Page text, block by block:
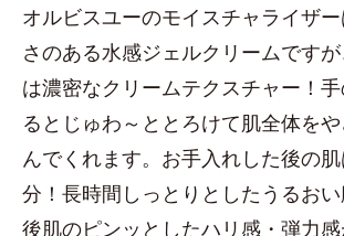
オルビスユーのモイスチャライザ
さのある水感ジェルクリームです
は濃密なクリームテクスチャー！
るとじゅわ～ととろけて肌全体を
んでくれます。お手入れした後の
分！長時間しっとりとしたうるおい
後肌のピンッとしたハリ感・弾力感